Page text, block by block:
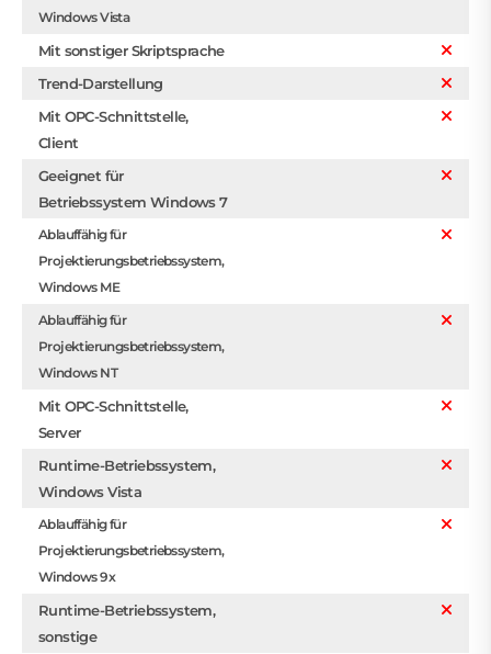
Windows Vista
Mit sonstiger Skriptsprache
Trend-Darstellung
Mit OPC-Schnittstelle,
Client
Geeignet für
Betriebssystem Windows 7
Ablauffähig für
Projektierungsbetriebssystem,
Windows ME
Ablauffähig für
Projektierungsbetriebssystem,
Windows NT
Mit OPC-Schnittstelle,
Server
Runtime-Betriebssystem,
Windows Vista
Ablauffähig für
Projektierungsbetriebssystem,
Windows 9x
Runtime-Betriebssystem,
sonstige